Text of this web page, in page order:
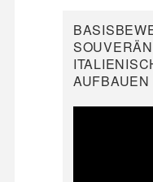
AUFBAUEN